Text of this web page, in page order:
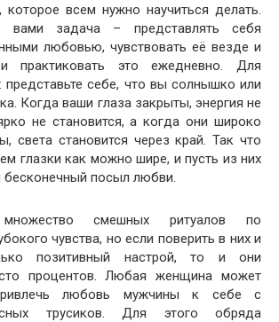
которое всем нужно научиться делать.
задача – представлять себя
любовью, чувствовать её везде и
практиковать это ежедневно. Для
представьте себе, что вы солнышко или
Когда ваши глаза закрыты, энергия не
не становится, а когда они широко
света становится через край. Так что
глазки как можно шире, и пусть из них
бесконечный посыл любви.
смешных ритуалов по
чувства, но если поверить в них и
позитивный настрой, то и они
процентов. Любая женщина может
любовь мужчины к себе с
трусиков. Для этого обряда